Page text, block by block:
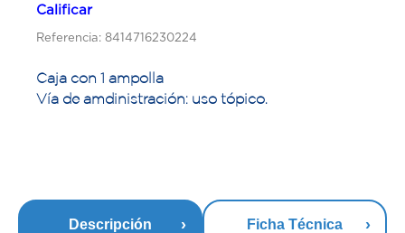
Calificar
Referencia: 8414716230224
Caja con 1 ampolla
Vía de amdinistración: uso tópico.
Descripción Ficha Técnica